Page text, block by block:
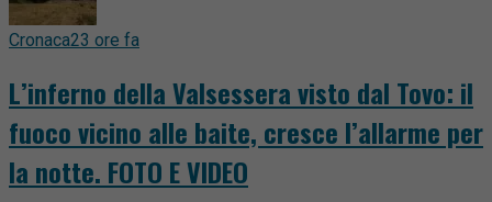
Cronaca23 ore fa
L’inferno della Valsessera visto dal Tovo: il
fuoco vicino alle baite, cresce l’allarme per
la notte. FOTO E VIDEO